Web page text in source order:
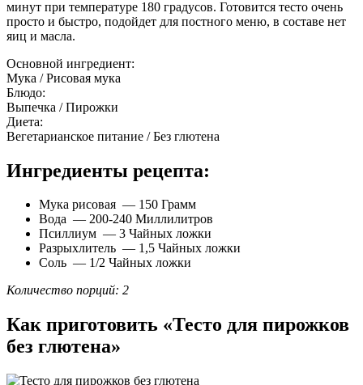
минут при температуре 180 градусов. Готовится тесто очень
просто и быстро, подойдет для постного меню, в составе нет
яиц и масла.
Основной ингредиент:
Мука / Рисовая мука
Блюдо:
Выпечка / Пирожки
Диета:
Вегетарианское питание / Без глютена
Ингредиенты рецепта:
Мука рисовая — 150 Грамм
Вода — 200-240 Миллилитров
Псиллиум — 3 Чайных ложки
Разрыхлитель — 1,5 Чайных ложки
Соль — 1/2 Чайных ложки
Количество порций: 2
Как приготовить «Тесто для пирожков
без глютена»